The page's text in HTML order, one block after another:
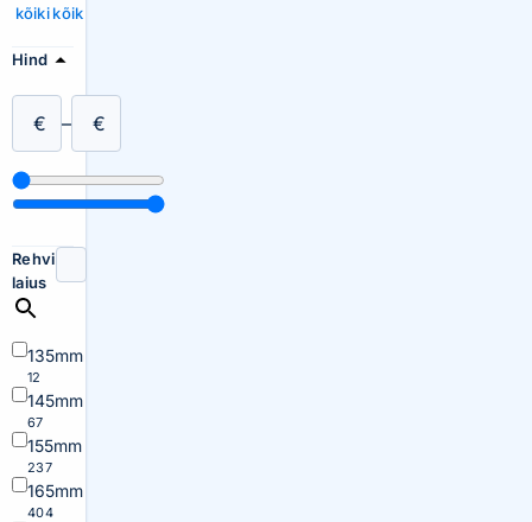
kõikikõik
Hind
€ – €
Rehvi
laius
135mm
12
145mm
67
155mm
237
165mm
404